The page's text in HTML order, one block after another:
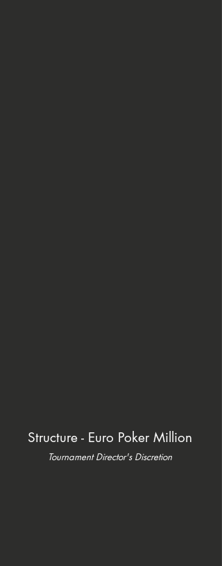
Structure - Euro Poker Million
Tournament Director's Discretion